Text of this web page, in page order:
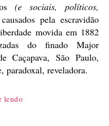
(e sociais, políticos,
causados pela escravidão
movida em 1882
do finado Major
Caçapava, São Paulo,
paradoxal, reveladora.
lendo